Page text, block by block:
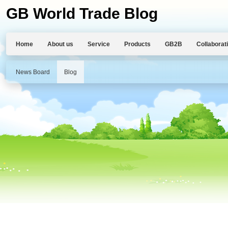
GB World Trade Blog
Home About us Service Products GB2B
News Board Blog